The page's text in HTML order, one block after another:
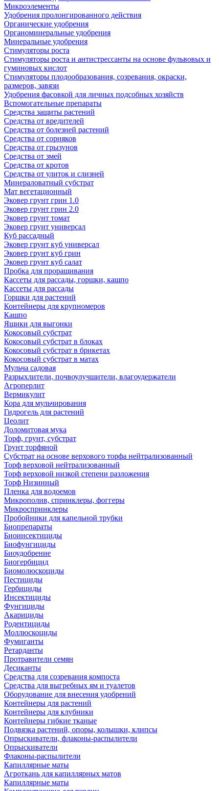
Микроэлементы
Удобрения пролонгированного действия
Органические удобрения
Органоминеральные удобрения
Минеральные удобрения
Стимуляторы роста
Стимуляторы роста и антистрессанты на основе фульвовых и
гуминовых кислот
Стимуляторы плодообразования, созревания, окраски,
размеров, завязи
Удобрения фасовкой для личных подсобных хозяйств
Вспомогательные препараты
Средства защиты растений
Средства от вредителей
Средства от болезней растений
Средства от сорняков
Средства от грызунов
Средства от змей
Средства от кротов
Средства от улиток и слизней
Минераловатный субстрат
Мат вегетационный
Эковер грунт грин 1.0
Эковер грунт грин 2.0
Эковер грунт томат
Эковер грунт универсал
Куб рассадный
Эковер грунт куб универсал
Эковер грунт куб грин
Эковер грунт куб салат
Пробка для проращивания
Кассеты для рассады, горшки, кашпо
Кассеты для рассады
Горшки для растений
Контейнеры для крупномеров
Кашпо
Ящики для выгонки
Кокосовый субстрат
Кокосовый субстрат в блоках
Кокосовый субстрат в брикетах
Кокосовый субстрат в матах
Мульча садовая
Разрыхлители, почвоулучшители, влагоудержатели
Агроперлит
Вермикулит
Кора для мульчирования
Гидрогель для растений
Цеолит
Доломитовая мука
Торф, грунт, субстрат
Грунт торфяной
Субстрат на основе верхового торфа нейтрализованный
Торф верховой нейтрализованный
Торф верховой низкой степени разложения
Торф Низинный
Пленка для водоемов
Микрополив, спринклеры, фоггеры
Микроспринклеры
Пробойники для капельной трубки
Биопрепараты
Биоинсектициды
Биофунгициды
Биоудобрение
Биогербицид
Биомолюскоциды
Пестициды
Гербициды
Инсектициды
Фунгициды
Акарициды
Родентициды
Моллюскоциды
Фумиганты
Ретарданты
Протравители семян
Десиканты
Средства для созревания компоста
Средства для выгребных ям и туалетов
Оборудование для внесения удобрений
Контейнеры для растений
Контейнеры для клубники
Контейнеры гибкие тканые
Подвязка растений, опоры, колышки, клипсы
Опрыскиватели, флаконы-распылители
Опрыскиватели
Флаконы-распылители
Капиллярные маты
Агроткань для капиллярных матов
Капиллярные маты